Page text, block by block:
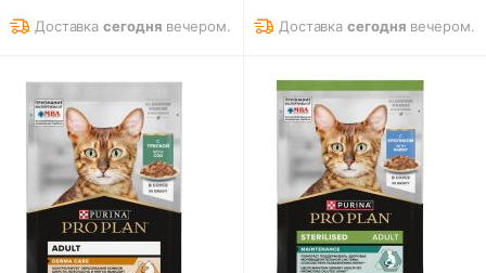
Доставкасегодня вечером. Доставкасегодня вечером.